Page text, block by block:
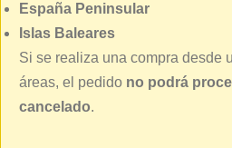
España Peninsular
Islas Baleares
Si se realiza una compra desde
áreas, el pedido no podrá
cancelado.